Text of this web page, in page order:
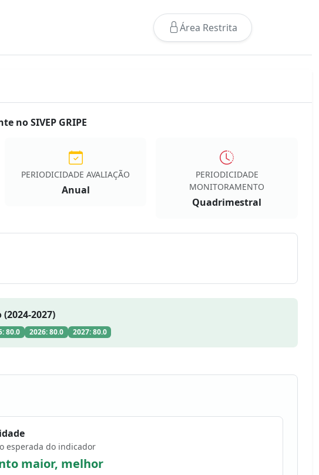
Área Restrita
no SIVEP GRIPE
PERIODICIDADE AVALIAÇÃO
Anual
PERIODICIDADE
MONITORAMENTO
Quadrimestral
2027)
80.0 2026: 80.0 2027: 80.0
esperada do indicador
maior, melhor